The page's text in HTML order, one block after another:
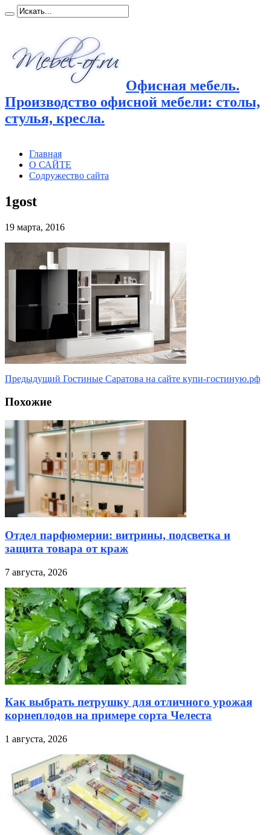
Офисная мебель.
Производство офисной мебели: столы,
стулья, кресла.
Главная
О САЙТЕ
Содружество сайта
1gost
19 марта, 2016
Предыдущий Гостиные Саратова на сайте купи-гостиную.рф
Похожие
Отдел парфюмерии: витрины, подсветка и
защита товара от краж
7 августа, 2026
Как выбрать петрушку для отличного урожая
корнеплодов на примере сорта Челеста
1 августа, 2026